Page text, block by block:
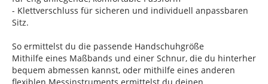
- Klettverschluss für sicheren und individuell anpassbaren
Sitz.
So ermittelst du die passende Handschuhgröße
Mithilfe eines Maßbands und einer Schnur, die du hinterher
bequem abmessen kannst, oder mithilfe eines anderen
flexiblen Messinstruments ermittelst du deinen